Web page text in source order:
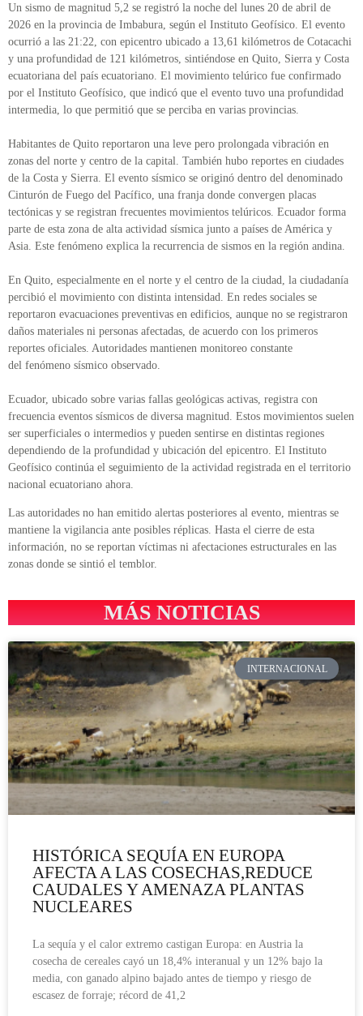
Un sismo de magnitud 5,2 se registró la noche del lunes 20 de abril de
2026 en la provincia de Imbabura, según el Instituto Geofísico. El evento
ocurrió a las 21:22, con epicentro ubicado a 13,61 kilómetros de Cotacachi
y una profundidad de 121 kilómetros, sintiéndose en Quito, Sierra y Costa
ecuatoriana del país ecuatoriano. El movimiento telúrico fue confirmado
por el Instituto Geofísico, que indicó que el evento tuvo una profundidad
intermedia, lo que permitió que se perciba en varias provincias.
Habitantes de Quito reportaron una leve pero prolongada vibración en
zonas del norte y centro de la capital. También hubo reportes en ciudades
de la Costa y Sierra. El evento sísmico se originó dentro del denominado
Cinturón de Fuego del Pacífico, una franja donde convergen placas
tectónicas y se registran frecuentes movimientos telúricos. Ecuador forma
parte de esta zona de alta actividad sísmica junto a países de América y
Asia. Este fenómeno explica la recurrencia de sismos en la región andina.
En Quito, especialmente en el norte y el centro de la ciudad, la ciudadanía
percibió el movimiento con distinta intensidad. En redes sociales se
reportaron evacuaciones preventivas en edificios, aunque no se registraron
daños materiales ni personas afectadas, de acuerdo con los primeros
reportes oficiales. Autoridades mantienen monitoreo constante
del fenómeno sísmico observado.
Ecuador, ubicado sobre varias fallas geológicas activas, registra con
frecuencia eventos sísmicos de diversa magnitud. Estos movimientos suelen
ser superficiales o intermedios y pueden sentirse en distintas regiones
dependiendo de la profundidad y ubicación del epicentro. El Instituto
Geofísico continúa el seguimiento de la actividad registrada en el territorio
nacional ecuatoriano ahora.
Las autoridades no han emitido alertas posteriores al evento, mientras se
mantiene la vigilancia ante posibles réplicas. Hasta el cierre de esta
información, no se reportan víctimas ni afectaciones estructurales en las
zonas donde se sintió el temblor.
MÁS NOTICIAS
INTERNACIONAL
HISTÓRICA SEQUÍA EN EUROPA
AFECTA A LAS COSECHAS,REDUCE
CAUDALES Y AMENAZA PLANTAS
NUCLEARES
La sequía y el calor extremo castigan Europa: en Austria la
cosecha de cereales cayó un 18,4% interanual y un 12% bajo la
media, con ganado alpino bajado antes de tiempo y riesgo de
escasez de forraje; récord de 41,2